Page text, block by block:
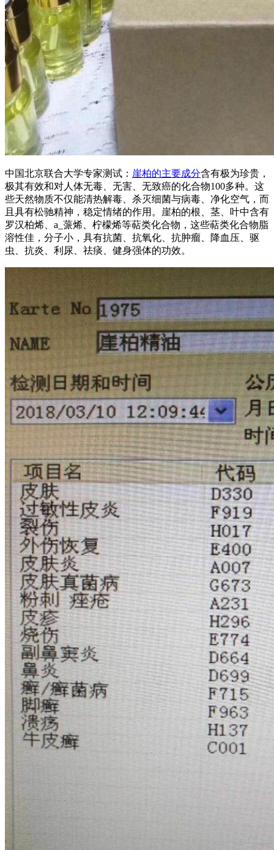
中国北京联合大学专家测试： 崖柏的主要成分含有极为珍贵，
极其有效和对人体无毒、无害、无致癌的化合物100多种。这
些天然物质不仅能清热解毒、杀灭细菌与病毒、净化空气，而
且具有松驰精神，稳定情绪的作用。崖柏的根、茎、叶中含有
罗汉柏烯、a_蒎烯、柠檬烯等萜类化合物，这些萜类化合物脂
溶性佳，分子小，具有抗菌、抗氧化、抗肿瘤、降血压、驱
虫、抗炎、利尿、祛痰、健身强体的功效。